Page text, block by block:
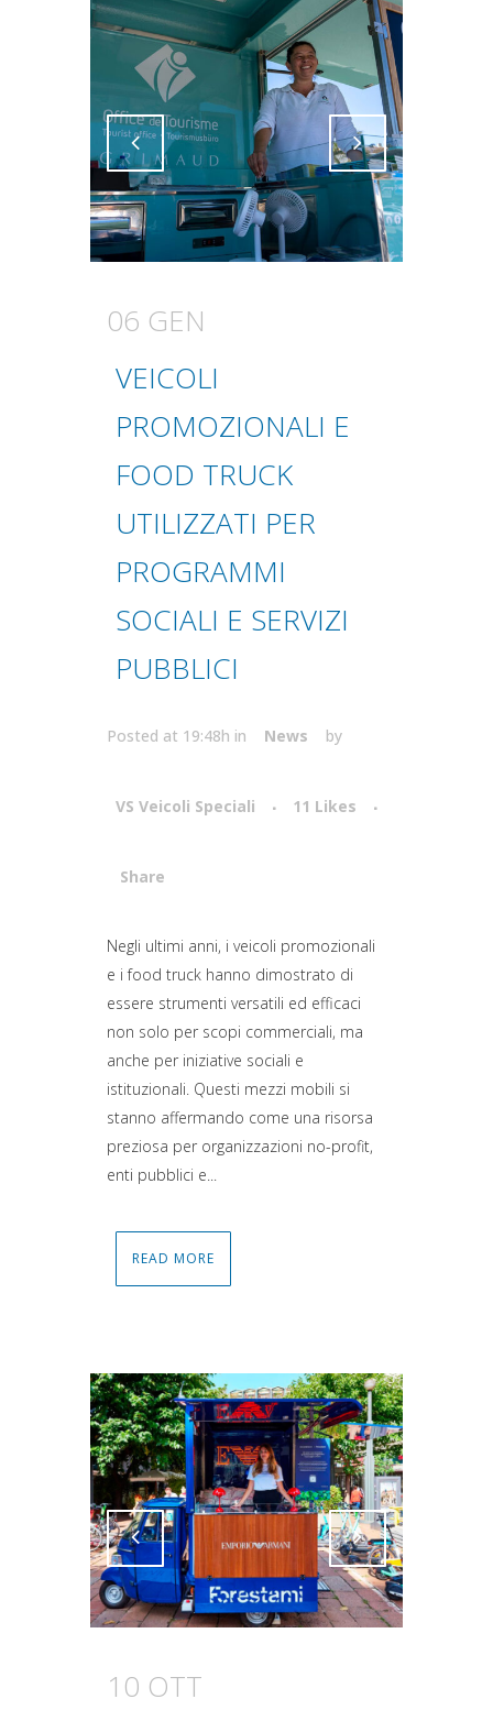
Attiva comando Attiva comando
06 GEN
VEICOLI
PROMOZIONALI E
FOOD TRUCK
UTILIZZATI PER
PROGRAMMI
SOCIALI E SERVIZI
PUBBLICI
Posted at 19:48h in News by
VS Veicoli Speciali 11 Likes
Share
Attiva comando
Negli ultimi anni, i veicoli promozionali
e i food truck hanno dimostrato di
essere strumenti versatili ed efficaci
non solo per scopi commerciali, ma
anche per iniziative sociali e
istituzionali. Questi mezzi mobili si
stanno affermando come una risorsa
preziosa per organizzazioni no-profit,
enti pubblici e...
READ MORE
Attiva comando Attiva comando
10 OTT